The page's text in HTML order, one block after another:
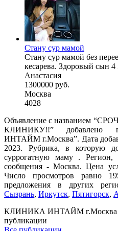
Стану сур мамой
Стану сур мамой без
кесарева. Здоровый сын
Анастасия
1300000 руб.
Москва
4028
Объявление с названием
КЛИНИКУ!!” добавлено
ИНТАЙМ г.Москва”. Дата
2023. Рубрика, в которую
суррогатную маму . Регион,
сообщения - Москва. Цена
Число просмотров равно
предложения в других
Сызрань, Иркутск, Пятигорск,
КЛИНИКА ИНТАЙМ г.Москва
публикации